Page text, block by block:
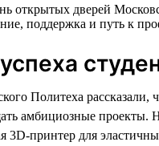
Политеха рассказали,
амбициозные проекты.
3D-принтер для